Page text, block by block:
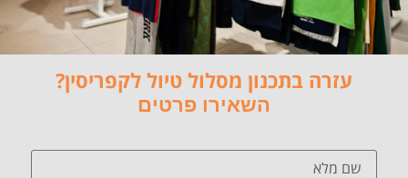
עזרה בתכנון מסלול טיול לקפריסין?
השאירו פרטים